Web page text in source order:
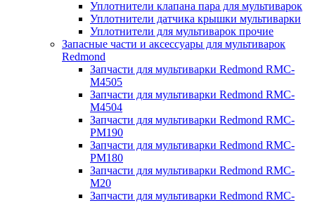
Уплотнители клапана пара для мультиварок
Уплотнители датчика крышки мультиварки
Уплотнители для мультиварок прочие
Запасные части и аксессуары для мультиварок
Redmond
Запчасти для мультиварки Redmond RMC-
M4505
Запчасти для мультиварки Redmond RMC-
M4504
Запчасти для мультиварки Redmond RMC-
PM190
Запчасти для мультиварки Redmond RMC-
PM180
Запчасти для мультиварки Redmond RMC-
M20
Запчасти для мультиварки Redmond RMC-